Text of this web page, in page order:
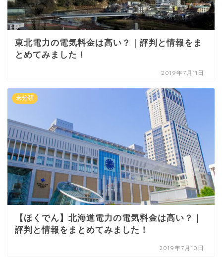
東北電力の電気料金は高い？｜評判と情報をま
とめてみました！
2019年7月11日
未分類
【ほくでん】北海道電力の電気料金は高い？｜
評判と情報をまとめてみました！
2019年7月10日